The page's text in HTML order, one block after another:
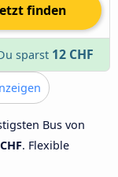
finden
sparst 12 CHF
Bus von
. Flexible